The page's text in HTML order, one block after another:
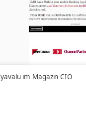
yavalu im Magazin CIO